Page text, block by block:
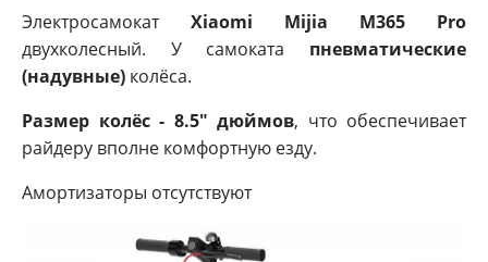
Электросамокат Xiaomi Mijia M365 Pro
двухколесный. У самоката пневматические
(надувные) колёса.
Размер колёс - 8.5" дюймов, что обеспечивает
райдеру вполне комфортную езду.
Амортизаторы отсутствуют